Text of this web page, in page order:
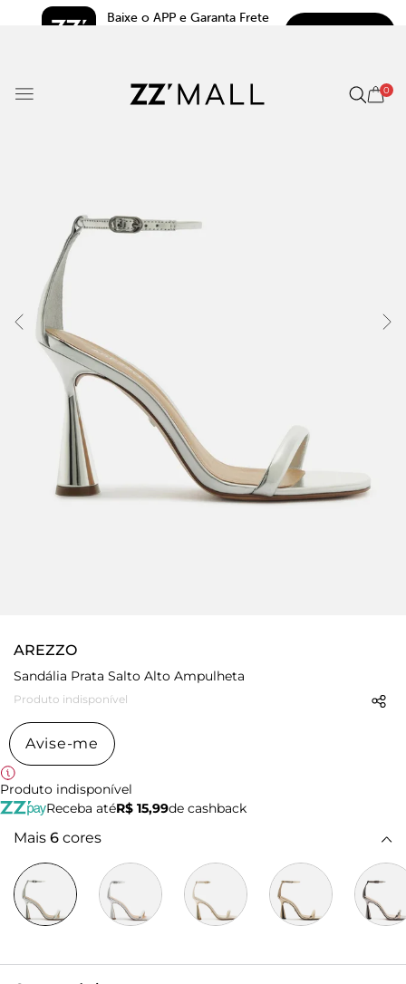
Baixe o APP e Garanta Frete
0
AREZZO
Sandália Prata Salto Alto Ampulheta
Produto indisponível
Avise-me
Produto indisponível
Receba atéR$ 15,99de cashback
Mais 6 cores